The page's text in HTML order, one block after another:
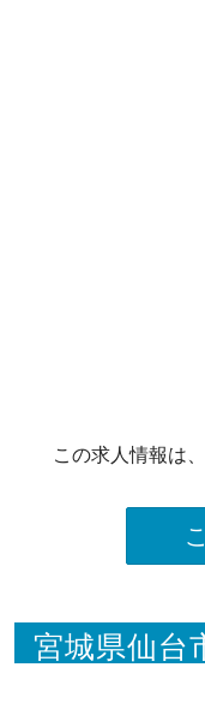
この求人情報は、
宮城県仙台